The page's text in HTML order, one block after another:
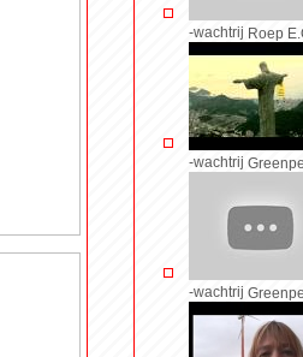
-wachtrij Roep
-wachtrij
-wachtrij